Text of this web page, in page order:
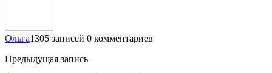
Ольга1305 записей 0 комментариев
Предыдущая запись